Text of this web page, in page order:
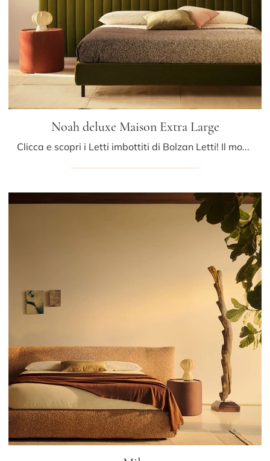
Noah deluxe Maison Extra Large
Clicca e scopri i Letti imbottiti di Bolzan Letti! Il modello Noah deluxe Maison Extra Large in tessuto ti aspetta nelle versioni matrimoniali.